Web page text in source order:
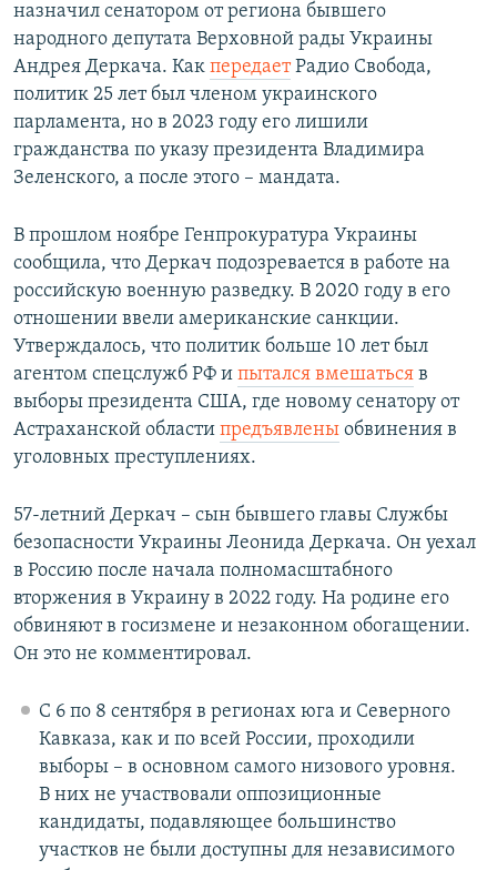
назначил сенатором от региона бывшего
народного депутата Верховной рады Украины
Андрея Деркача. Как передаетРадио Свобода,
политик 25 лет был членом украинского
парламента, но в 2023 году его лишили
гражданства по указу президента Владимира
Зеленского, а после этого – мандата.
В прошлом ноябре Генпрокуратура Украины
сообщила, что Деркач подозревается в работе на
российскую военную разведку. В 2020 году в его
отношении ввели американские санкции.
Утверждалось, что политик больше 10 лет был
агентом спецслужб РФ и пытался вмешаться в
выборы президента США, где новому сенатору от
Астраханской области предъявлены обвинения в
уголовных преступлениях.
57-летний Деркач – сын бывшего главы Службы
безопасности Украины Леонида Деркача. Он уехал
в Россию после начала полномасштабного
вторжения в Украину в 2022 году. На родине его
обвиняют в госизмене и незаконном обогащении.
Он это не комментировал.
С 6 по 8 сентября в регионах юга и Северного
Кавказа, как и по всей России, проходили
выборы – в основном самого низового уровня.
В них не участвовали оппозиционные
кандидаты, подавляющее большинство
участков не были доступны для независимого